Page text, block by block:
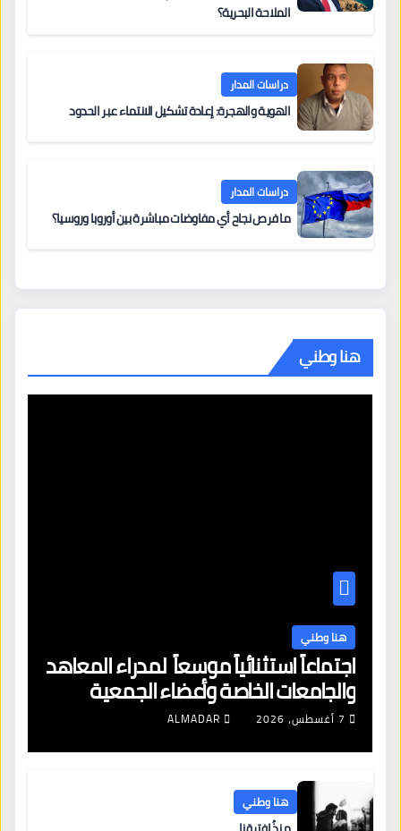
الملاحة البحرية؟
دراسات المدار
الهوية والهجرة: إعادة تشكيل الانتماء عبر الحدود
دراسات المدار
ما فرص نجاح أي مفاوضات مباشرة بين أوروبا وروسيا؟
هنا وطني
هنا وطني
اجتماعاً استثنائياً موسعاً لمدراء المعاهد
والجامعات الخاصة وأعضاء الجمعية
العمومية للنقابة العامة لمؤسسات
التعليم والتدريب الخاص في ليبيا
7 أغسطس، 2026 ALMADAR
هنا وطني